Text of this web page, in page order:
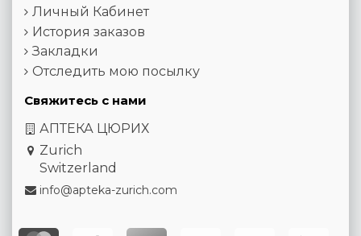
Личный Кабинет
История заказов
Закладки
Отследить мою посылку
Свяжитесь с нами
АПТЕКА ЦЮРИХ
Zurich
Switzerland
info@apteka-zurich.com